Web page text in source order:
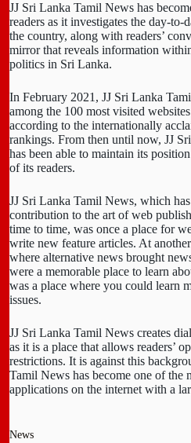
JJ Sri Lanka Tamil News has
readers as it investigates the day-to-
the country, along with readers’
mirror that reveals information
politics in Sri Lanka.
In February 2021, JJ Sri Lanka
among the 100 most visited
according to the internationally
rankings. From then until now, JJ
has been able to maintain its
of its readers.
JJ Sri Lanka Tamil News, which
contribution to the art of web
time to time, was once a place for
write new feature articles. At
where alternative news brought
were a memorable place to learn
was a place where you could learn
issues.
JJ Sri Lanka Tamil News creates
as it is a place that allows readers’
restrictions. It is against this
Tamil News has become one of the
applications on the internet with a
News